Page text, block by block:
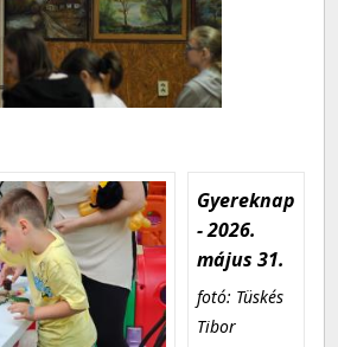
Gyereknap
- 2026.
május 31.
fotó: Tüskés
Tibor